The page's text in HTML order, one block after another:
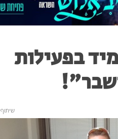
בפעילות
שיתוף